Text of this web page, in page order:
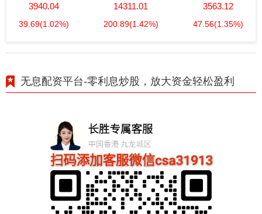
3940.04
39.69(1.02%)
14311.01
200.89(1.42%)
3563.12
47.56(1.35%)
无息配资平台-零利息炒股，放大资金轻松盈利